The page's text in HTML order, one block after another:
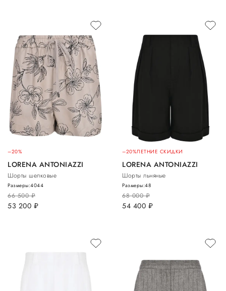
–20%
LORENA ANTONIAZZI
Шорты шелковые
66 500руб.
53 200 руб.
Размеры:4044
–20%ЛЕТНИЕ СКИДКИ
LORENA ANTONIAZZI
Шорты льняные
68 000руб.
54 400 руб.
Размеры:48